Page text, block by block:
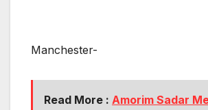
Manchester-
Read More : Amorim Sadar